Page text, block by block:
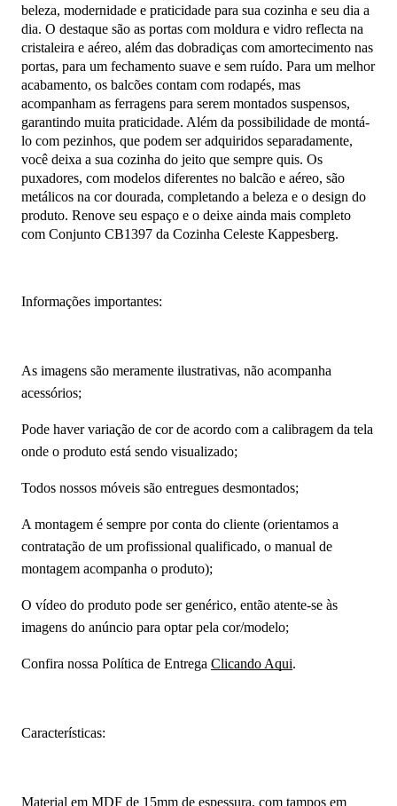
beleza, modernidade e praticidade para sua cozinha e seu dia a
dia. O destaque são as portas com moldura e vidro reflecta na
cristaleira e aéreo, além das dobradiças com amortecimento nas
portas, para um fechamento suave e sem ruído. Para um melhor
acabamento, os balcões contam com rodapés, mas
acompanham as ferragens para serem montados suspensos,
garantindo muita praticidade. Além da possibilidade de montá-
lo com pezinhos, que podem ser adquiridos separadamente,
você deixa a sua cozinha do jeito que sempre quis. Os
puxadores, com modelos diferentes no balcão e aéreo, são
metálicos na cor dourada, completando a beleza e o design do
produto. Renove seu espaço e o deixe ainda mais completo
com Conjunto CB1397 da Cozinha Celeste Kappesberg.
Informações importantes:
As imagens são meramente ilustrativas, não acompanha
acessórios;
Pode haver variação de cor de acordo com a calibragem da tela
onde o produto está sendo visualizado;
Todos nossos móveis são entregues desmontados;
A montagem é sempre por conta do cliente (orientamos a
contratação de um profissional qualificado, o manual de
montagem acompanha o produto);
O vídeo do produto pode ser genérico, então atente-se às
imagens do anúncio para optar pela cor/modelo;
Confira nossa Política de Entrega Clicando Aqui.
Características:
Material em MDF de 15mm de espessura, com tampos em